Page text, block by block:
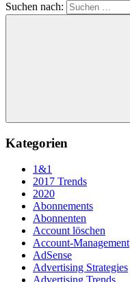
Suchen nach:
Kategorien
1&1
2017 Trends
2020
Abonnements
Abonnenten
Account löschen
Account-Management
AdSense
Advertising Strategies